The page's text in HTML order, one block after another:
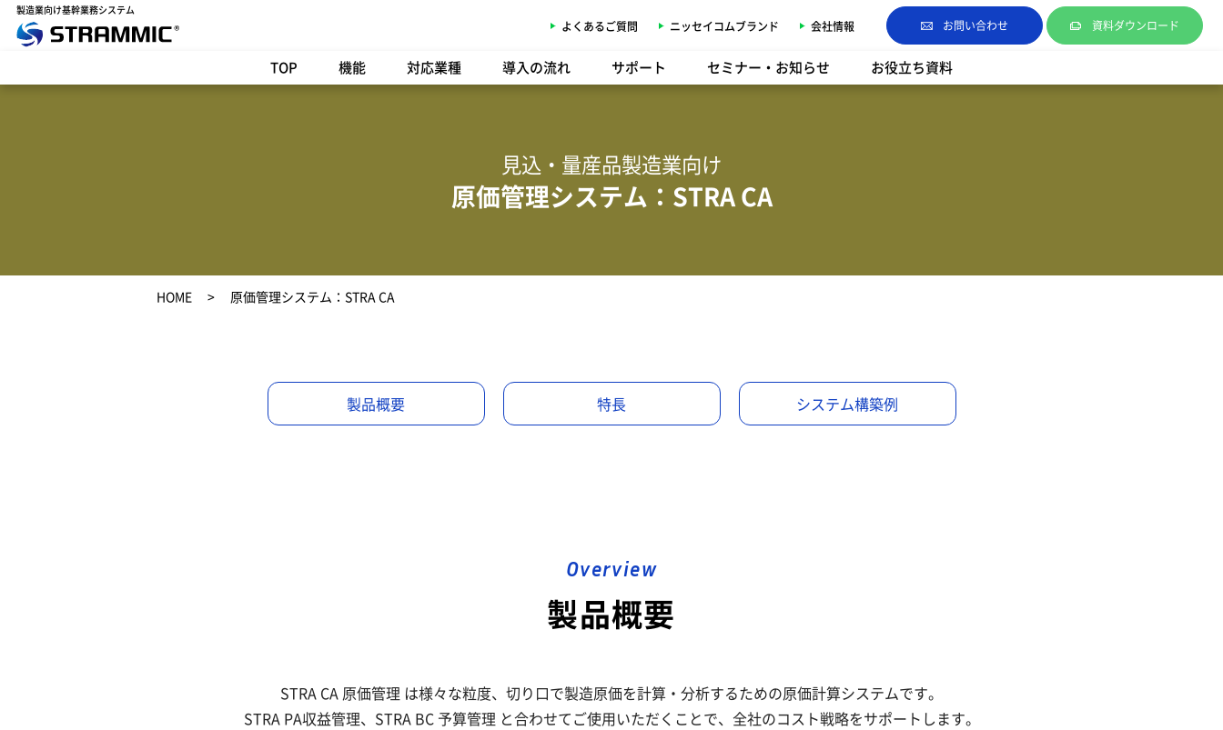
製造業向け基幹業務システム
よくあるご質問 ニッセイコムブランド 会社情報 お問い合わせ 資料ダウンロード
TOP 機能 対応業種 導入の流れ サポート セミナー・お知らせ お役立ち資料
見込・量産品製造業向け
原価管理システム：STRA CA
HOME 原価管理システム：STRA CA
製品概要 特長 システム構築例
Overview
製品概要
STRA CA 原価管理 は様々な粒度、切り口で製造原価を計算・分析するための原価計算システムです。
STRA PA収益管理、STRA BC 予算管理 と合わせてご使用いただくことで、全社のコスト戦略をサポートします。